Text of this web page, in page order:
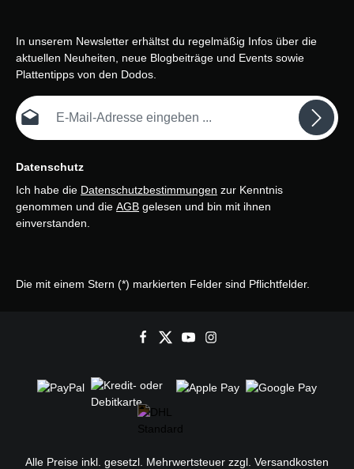
In unserem Newsletter erhältst du regelmäßig Infos über die
aktuellen Neuheiten, neue Blogbeiträge und Events sowie
Plattentipps von den Dodos.
E-Mail-Adresse*
Datenschutz
Ich habe die Datenschutzbestimmungen zur Kenntnis
genommen und die AGB gelesen und bin mit ihnen
einverstanden.
Die mit einem Stern (*) markierten Felder sind Pflichtfelder.
Alle Preise inkl. gesetzl. Mehrwertsteuer zzgl. Versandkosten